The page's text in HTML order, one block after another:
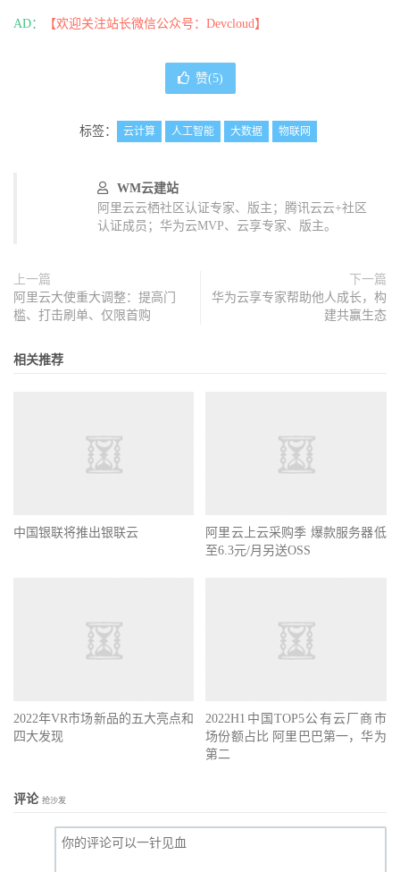
AD： 【欢迎关注站长微信公众号：Devcloud】
赞(5)
标签： 云计算 人工智能 大数据 物联网
WM云建站
阿里云云栖社区认证专家、版主；腾讯云云+社区
认证成员；华为云MVP、云享专家、版主。
上一篇
阿里云大使重大调整：提高门
槛、打击刷单、仅限首购
下一篇
华为云享专家帮助他人成长，构
建共赢生态
相关推荐
中国银联将推出银联云
阿里云上云采购季 爆款服务器低
至6.3元/月另送OSS
2022年VR市场新品的五大亮点和
四大发现
2022H1中国TOP5公有云厂商市
场份额占比 阿里巴巴第一，华为
第二
评论 抢沙发